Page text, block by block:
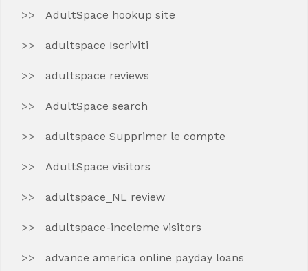
AdultSpace hookup site
adultspace Iscriviti
adultspace reviews
AdultSpace search
adultspace Supprimer le compte
AdultSpace visitors
adultspace_NL review
adultspace-inceleme visitors
advance america online payday loans